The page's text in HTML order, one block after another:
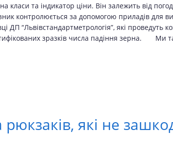
та індикатор ціни. Він залежить від
контролюється за допомогою приладів для
“Львівстандартметрологія”, які проведуть
зразків числа падіння зерна. Ми
які не